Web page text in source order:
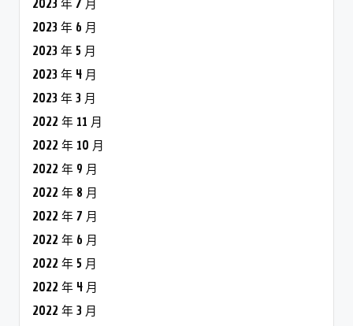
2022 年 8 月
2022 年 7 月
2022 年 6 月
2022 年 5 月
2022 年 4 月
2022 年 3 月
2022 年 2 月
2022 年 1 月
2021 年 12 月
2021 年 11 月
2021 年 10 月
2021 年 9 月
2021 年 8 月
2021 年 7 月